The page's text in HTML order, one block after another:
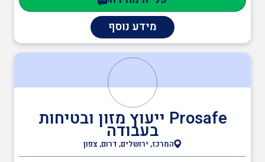
מידע נוסף
Prosafe ייעוץ מזון ובטיחות
בעבודה
המרכז, ירושלים, דרום, צפון